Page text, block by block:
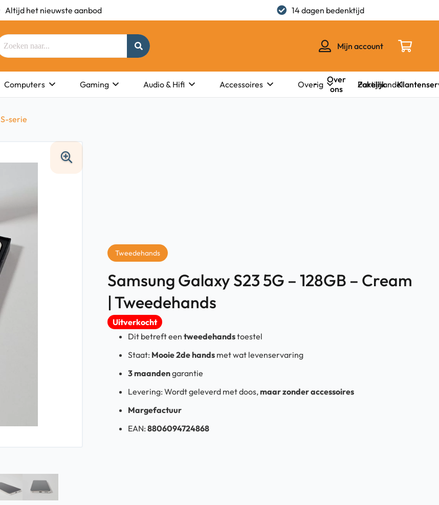
Altijd het nieuwste aanbod 14 dagen bedenktijd
Mijn account
Computers Gaming Audio & Hifi Accessoires Overig Partijhandel
Over
ons
Zakelijk
S-serie
Tweedehands
Samsung Galaxy S23 5G – 128GB – Cream
| Tweedehands
Uitverkocht
Dit betreft een tweedehandstoestel
Staat: Mooie 2de hands met wat levenservaring
3 maandengarantie
Levering: Wordt geleverd met doos,maar zonder accessoires
Margefactuur
EAN: 8806094724868